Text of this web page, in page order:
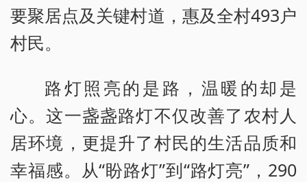
要聚居点及关键村道，惠及全村493户
村民。
路灯照亮的是路，温暖的却是
心。这一盏盏路灯不仅改善了农村人
居环境，更提升了村民的生活品质和
幸福感。从“盼路灯”到“路灯亮”，290